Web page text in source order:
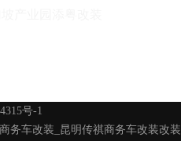
号-1
务车改装 昆明传祺商务车改装改装